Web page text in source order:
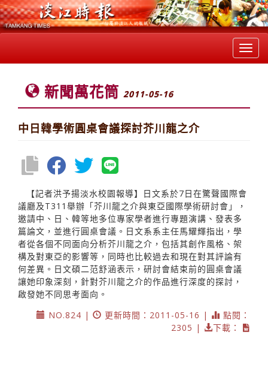
新聞萬花筒 2011-05-16
中日韓學術圓桌會議探討芥川龍之介
【記者洪予揚淡水校園報導】日文系於7日在驚聲國際會
議廳及T311舉辦「芥川龍之介與東亞國際學術研討會」，
邀請中、日、韓等地多位專家學者進行專題演講、發表多
篇論文，並進行圓桌會議。日文系系主任馬耀輝指出，學
者從各個不同面向分析芥川龍之介，包括其創作風格、架
構及對東亞的影響等，同時也比較過去和現在對其評論有
何差異。日文碩二范舒涵表示，研討會結束前的圓桌會議
讓她印象深刻，針對芥川龍之介的作品進行深度的探討，
啟發她不同思考面向。
NO.824 |
更新時間：2011-05-16 |
點閱：
2305 |
下載：